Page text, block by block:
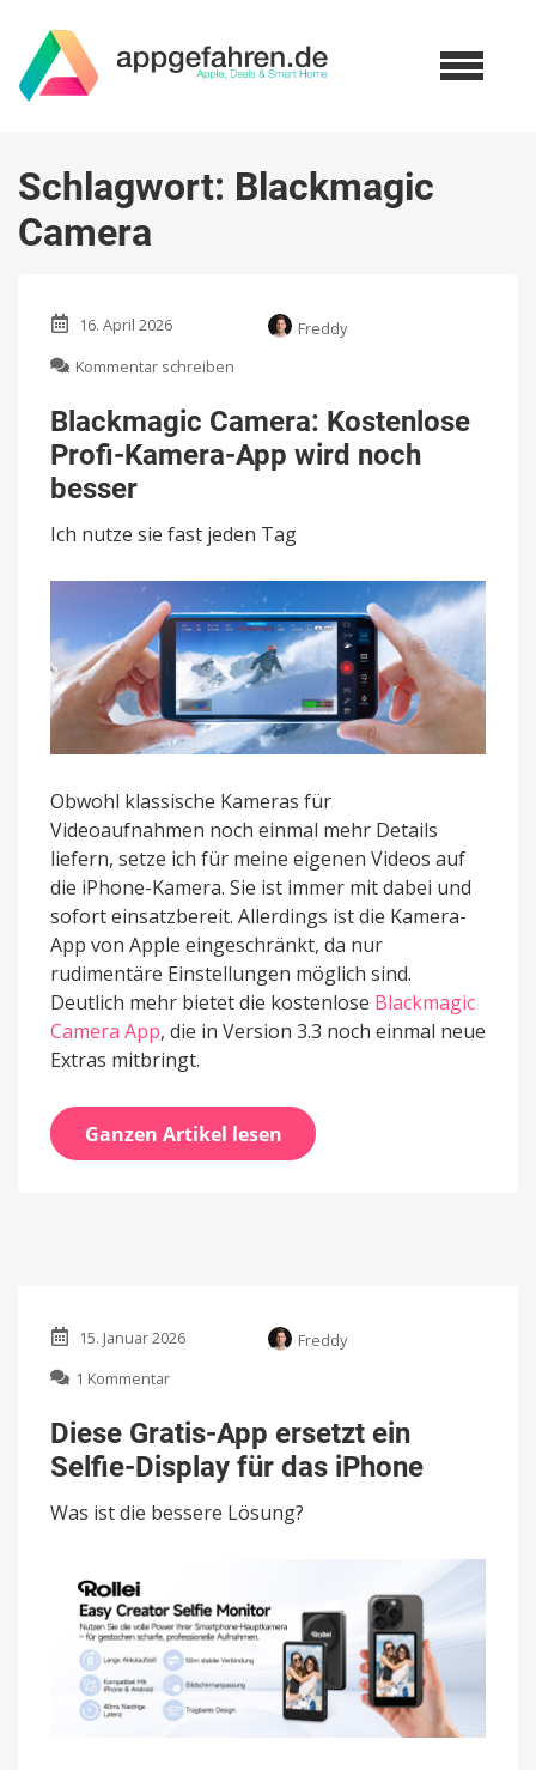
Schlagwort: Blackmagic
Camera
16. April 2026
Freddy
Kommentar schreiben
Camera:
Kostenlose
Profi-
wird
noch
Blackmagic Camera: Kostenlose
Profi-Kamera-App wird noch
besser
Ich nutze sie fast jeden Tag
Obwohl klassische Kameras für
Videoaufnahmen noch einmal mehr Details
liefern, setze ich für meine eigenen Videos auf
die iPhone-Kamera. Sie ist immer mit dabei und
sofort einsatzbereit. Allerdings ist die Kamera-
App von Apple eingeschränkt, da nur
rudimentäre Einstellungen möglich sind.
Deutlich mehr bietet die kostenlose Blackmagic
Camera App, die in Version 3.3 noch einmal neue
Extras mitbringt.
Ganzen Artikel lesen
15. Januar 2026
Freddy
1 Kommentar
Gratis-
App
ersetzt
Selfie-
iPhone
Diese Gratis-App ersetzt ein
Selfie-Display für das iPhone
Was ist die bessere Lösung?